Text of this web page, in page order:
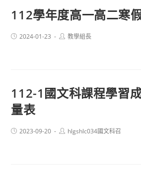
112學年度高一高二寒
Post2024-01-23
Post教學組長
112-1國文科課程學習
量表
Post2023-09-20
Posthlgshlc034國文科召